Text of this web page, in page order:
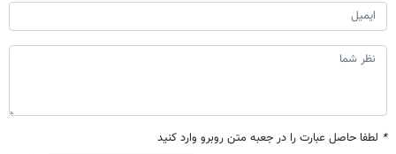
* لطفا حاصل عبارت را در جعبه متن روبرو وارد کنید